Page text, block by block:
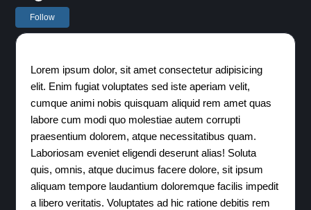
Follow
Lorem ipsum dolor, sit amet consectetur adipisicing
elit. Enim fugiat voluptates sed iste aperiam velit,
cumque animi nobis quisquam aliquid rem amet quas
labore cum modi quo molestiae autem corrupti
praesentium dolorem, atque necessitatibus quam.
Laboriosam eveniet eligendi deserunt alias! Soluta
quis, omnis, atque ducimus facere dolore, sit ipsum
aliquam tempore laudantium doloremque facilis impedit
a libero veritatis. Voluptates ad hic ratione debitis rem